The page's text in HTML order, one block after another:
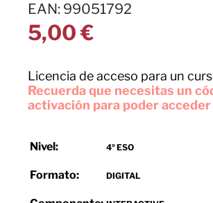
EAN: 99051792
5,00€
Licencia de acceso para un
Recuerda que necesitas un
activación para poder
Nivel: 4º ESO
Formato: DIGITAL